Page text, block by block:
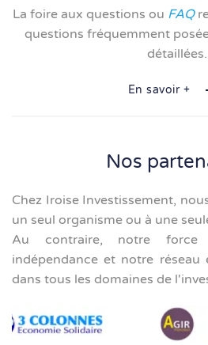
La foire aux questions ou FAQ
questions fréquemment
détaillées.
En savoir +
Nos
Chez Iroise Investissement,
un seul organisme ou à une
Au contraire, notre force
indépendance et notre réseau
dans tous les domaines de